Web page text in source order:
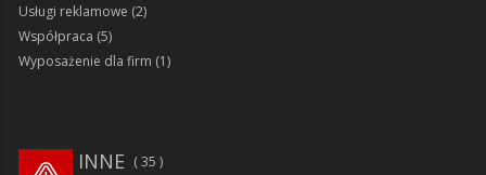
Usługi reklamowe (2)
Współpraca (5)
Wyposażenie dla firm (1)
35
INNE